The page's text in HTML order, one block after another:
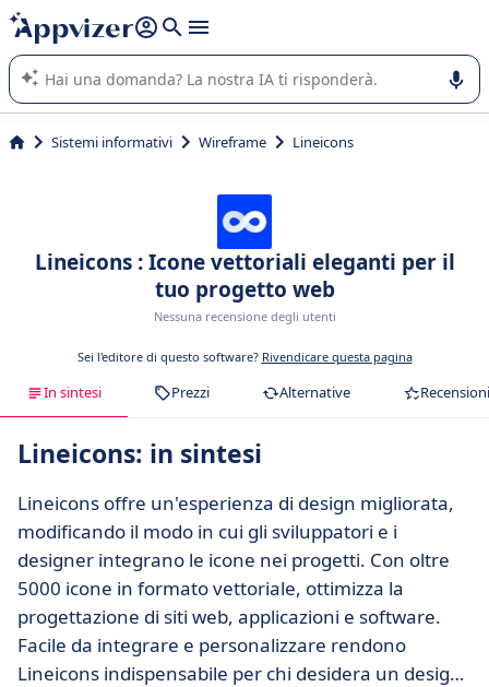
righe con
shift + enter
L'IA di Appvizer vi guida nell'utilizzo o nella scelta di un
software SaaS per la vostra azienda.
Sistemi informativi Wireframe Lineicons
Lineicons : Icone vettoriali eleganti per il
tuo progetto web
Nessuna recensione degli utenti
Sei l'editore di questo software? Rivendicare questa pagina
In sintesi Prezzi Alternative Recensioni
Lineicons: in sintesi
Lineicons offre un'esperienza di design migliorata,
modificando il modo in cui gli sviluppatori e i
designer integrano le icone nei progetti. Con oltre
5000 icone in formato vettoriale, ottimizza la
progettazione di siti web, applicazioni e software.
Facile da integrare e personalizzare rendono
Lineicons indispensabile per chi desidera un design